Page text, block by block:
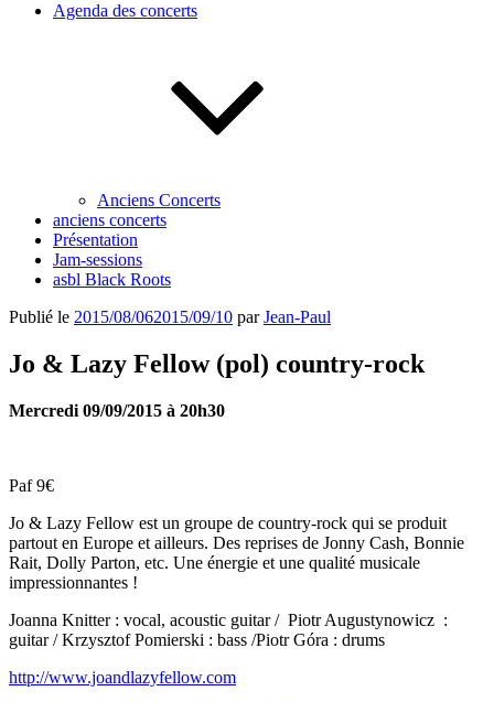
Agenda des concerts
Anciens Concerts
anciens concerts
Présentation
Jam-sessions
asbl Black Roots
Publié le 2015/08/062015/09/10 parJean-Paul
Jo & Lazy Fellow (pol) country-rock
Mercredi 09/09/2015 à 20h30
Paf 9€
Jo & Lazy Fellow est un groupe de country-rock qui se produit
partout en Europe et ailleurs. Des reprises de Jonny Cash, Bonnie
Rait, Dolly Parton, etc. Une énergie et une qualité musicale
impressionnantes !
Joanna Knitter : vocal, acoustic guitar / Piotr Augustynowicz :
guitar / Krzysztof Pomierski : bass /Piotr Góra : drums
http://www.joandlazyfellow.com